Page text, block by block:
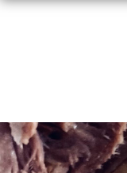
Skip
to
content